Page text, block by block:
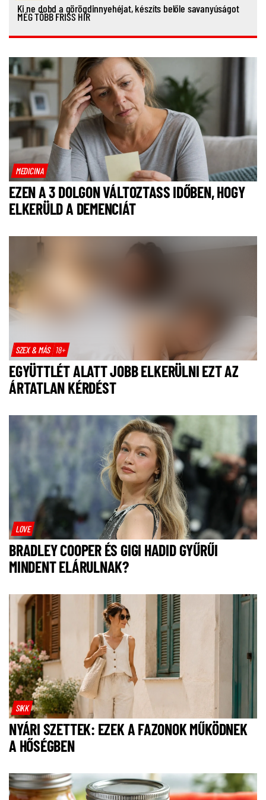
Ki ne dobd a görögdinnyehéjat, készíts belőle savanyúságot
MÉG TÖBB FRISS HÍR
MEDICINA
EZEN A 3 DOLGON VÁLTOZTASS IDŐBEN, HOGY
ELKERÜLD A DEMENCIÁT
SZEX & MÁS 18+
EGYÜTTLÉT ALATT JOBB ELKERÜLNI EZT AZ
ÁRTATLAN KÉRDÉST
LOVE
BRADLEY COOPER ÉS GIGI HADID GYŰRŰI
MINDENT ELÁRULNAK?
SIKK
NYÁRI SZETTEK: EZEK A FAZONOK MŰKÖDNEK
A HŐSÉGBEN